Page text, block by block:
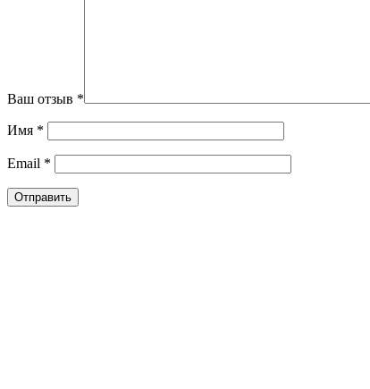
Ваш отзыв *
Имя *
Email *